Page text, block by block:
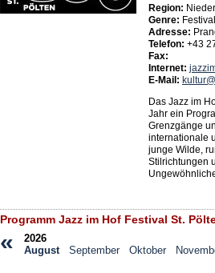
Region:
Genre:
Adresse:
Telefon: +43
Fax:
Internet:
E-Mail:
Das Jazz im
Jahr ein
Grenzgänge
internationale
junge Wilde,
Stilrichtungen
Programm Jazz im Hof Festival St.
«
2026
August
September Oktober